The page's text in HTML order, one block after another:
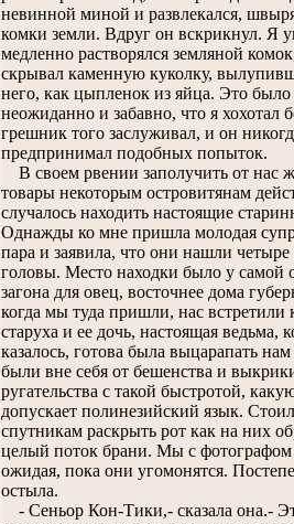
невинной миной и развлекался,
комки земли. Вдруг он вскрикнул. Я
медленно растворялся земляной
скрывал каменную куколку,
него, как цыпленок из яйца. Это было
неожиданно и забавно, что я хохотал
грешник того заслуживал, и он
предпринимал подобных попыток.
В своем рвении заполучить от нас
товары некоторым островитянам
случалось находить настоящие
Однажды ко мне пришла молодая
пара и заявила, что они нашли
головы. Место находки было у самой
загона для овец, восточнее дома
когда мы туда пришли, нас встретили
старуха и ее дочь, настоящая ведьма,
казалось, готова была выцарапать
были вне себя от бешенства и
ругательства с такой быстротой,
допускает полинезийский язык.
спутникам раскрыть рот как на них
целый поток брани. Мы с фотографом
ожидая, пока они угомонятся.
остыла.
- Сеньор Кон-Тики,- сказала она.-